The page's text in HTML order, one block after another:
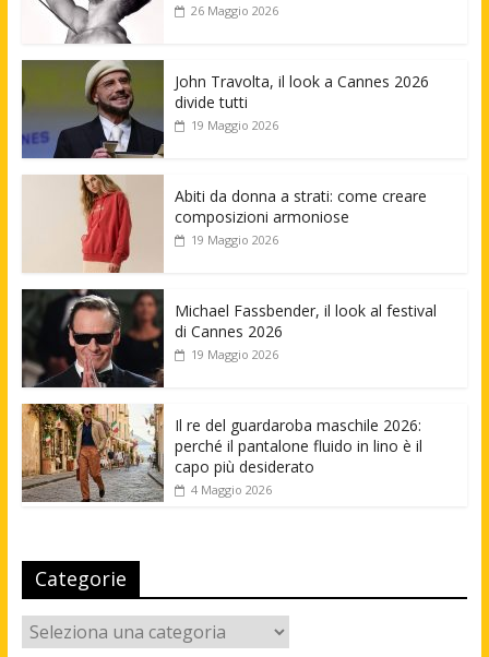
26 Maggio 2026
John Travolta, il look a Cannes 2026
divide tutti
19 Maggio 2026
Abiti da donna a strati: come creare
composizioni armoniose
19 Maggio 2026
Michael Fassbender, il look al festival
di Cannes 2026
19 Maggio 2026
Il re del guardaroba maschile 2026:
perché il pantalone fluido in lino è il
capo più desiderato
4 Maggio 2026
Categorie
Categorie